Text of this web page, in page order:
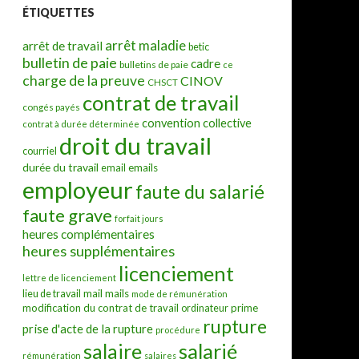
ÉTIQUETTES
arrêt de travail arrêt maladie betic
bulletin de paie bulletins de paie cadre ce
charge de la preuve CHSCT CINOV
congés payés contrat de travail
contrat à durée déterminée convention collective
courriel droit du travail
durée du travail email emails
employeurfaute du salarié
faute grave forfait jours
heures complémentaires
heures supplémentaires
lettre de licenciement licenciement
lieu de travail mail mails mode de rémunération
modification du contrat de travail ordinateur prime
prise d'acte de la rupture procédure rupture
rémunération salaire salaires salarié